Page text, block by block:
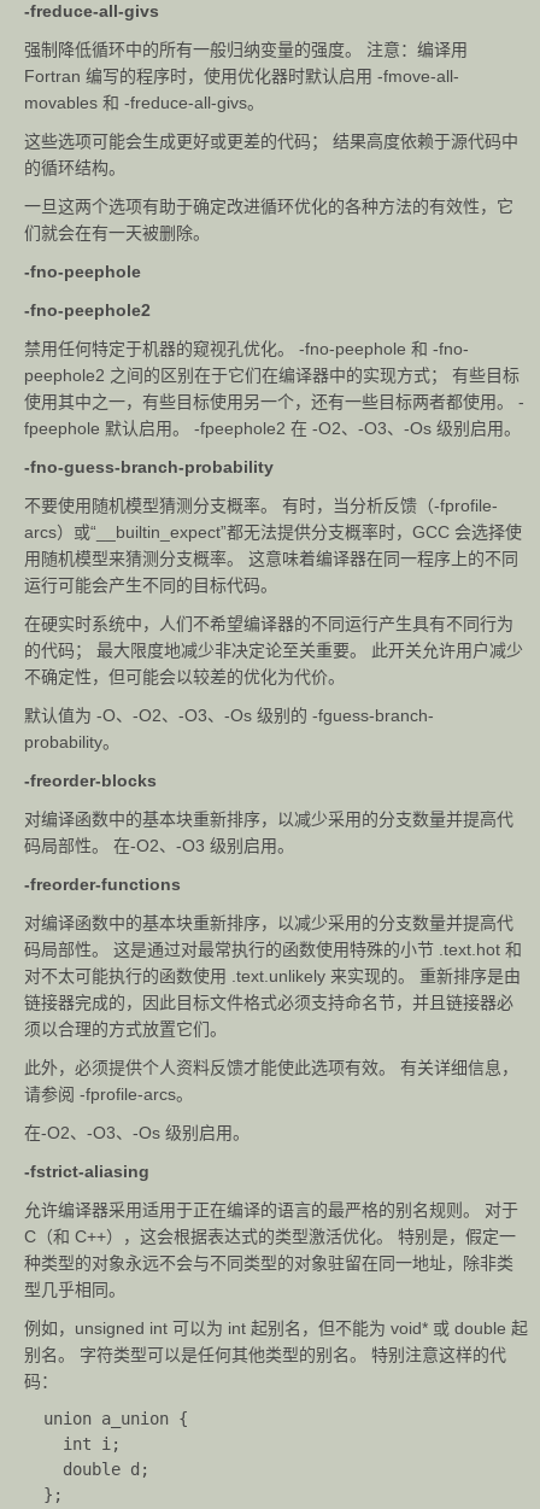
-freduce-all-givs
强制降低循环中的所有一般归纳变量的强度。 注意：编译用
Fortran 编写的程序时，使用优化器时默认启用 -fmove-all-
movables 和 -freduce-all-givs。
这些选项可能会生成更好或更差的代码； 结果高度依赖于源代码中
的循环结构。
一旦这两个选项有助于确定改进循环优化的各种方法的有效性，它
们就会在有一天被删除。
-fno-peephole
-fno-peephole2
禁用任何特定于机器的窥视孔优化。 -fno-peephole 和 -fno-
peephole2 之间的区别在于它们在编译器中的实现方式； 有些目标
使用其中之一，有些目标使用另一个，还有一些目标两者都使用。 -
fpeephole 默认启用。 -fpeephole2 在 -O2、-O3、-Os 级别启用。
-fno-guess-branch-probability
不要使用随机模型猜测分支概率。 有时，当分析反馈（-fprofile-
arcs）或“__builtin_expect”都无法提供分支概率时，GCC 会选择使
用随机模型来猜测分支概率。 这意味着编译器在同一程序上的不同
运行可能会产生不同的目标代码。
在硬实时系统中，人们不希望编译器的不同运行产生具有不同行为
的代码； 最大限度地减少非决定论至关重要。 此开关允许用户减少
不确定性，但可能会以较差的优化为代价。
默认值为 -O、-O2、-O3、-Os 级别的 -fguess-branch-
probability。
-freorder-blocks
对编译函数中的基本块重新排序，以减少采用的分支数量并提高代
码局部性。 在-O2、-O3 级别启用。
-freorder-functions
对编译函数中的基本块重新排序，以减少采用的分支数量并提高代
码局部性。 这是通过对最常执行的函数使用特殊的小节 .text.hot 和
对不太可能执行的函数使用 .text.unlikely 来实现的。 重新排序是由
链接器完成的，因此目标文件格式必须支持命名节，并且链接器必
须以合理的方式放置它们。
此外，必须提供个人资料反馈才能使此选项有效。 有关详细信息，
请参阅 -fprofile-arcs。
在-O2、-O3、-Os 级别启用。
-fstrict-aliasing
允许编译器采用适用于正在编译的语言的最严格的别名规则。 对于
C（和 C++），这会根据表达式的类型激活优化。 特别是，假定一
种类型的对象永远不会与不同类型的对象驻留在同一地址，除非类
型几乎相同。
例如，unsigned int 可以为 int 起别名，但不能为 void* 或 double 起
别名。 字符类型可以是任何其他类型的别名。 特别注意这样的代
码：
union a_union {
int i;
double d;
};